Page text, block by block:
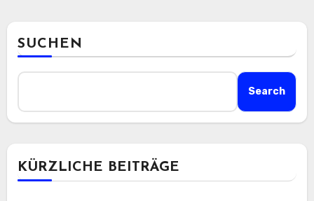
SUCHEN
Search
KÜRZLICHE BEITRÄGE